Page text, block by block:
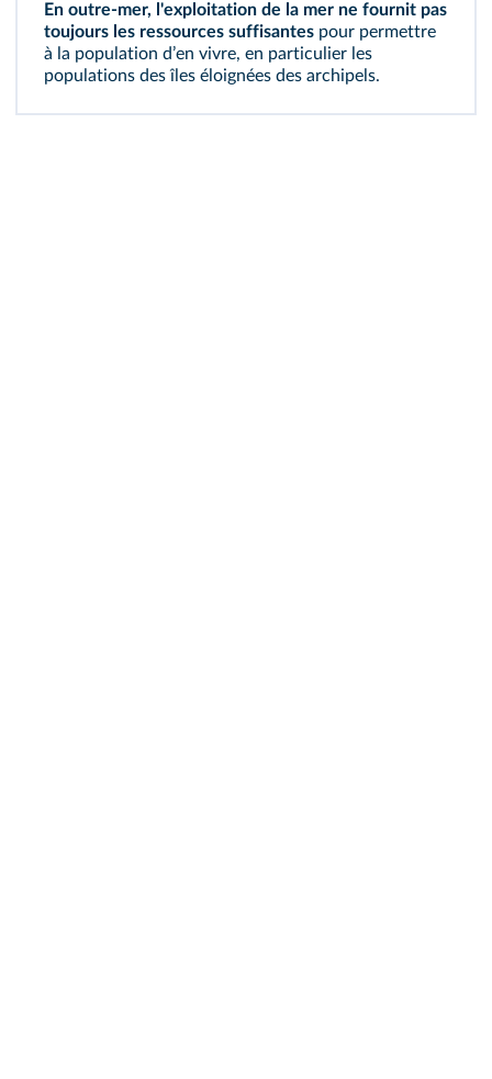
En outre-mer, l'exploitation de la mer ne fournit pas
toujours les ressources suffisantes pour permettre
à la population dʼen vivre, en particulier les
populations des îles éloignées des archipels.